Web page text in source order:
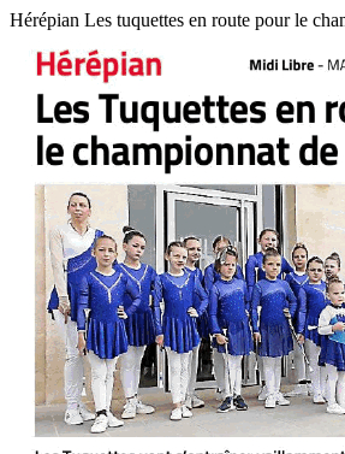
Hérépian Les tuquettes en route pour le